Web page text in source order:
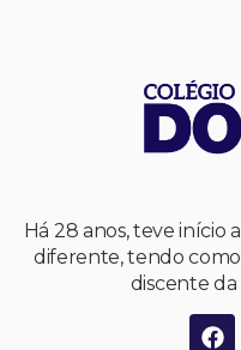
Há 28 anos, teve início
diferente, tendo
discente